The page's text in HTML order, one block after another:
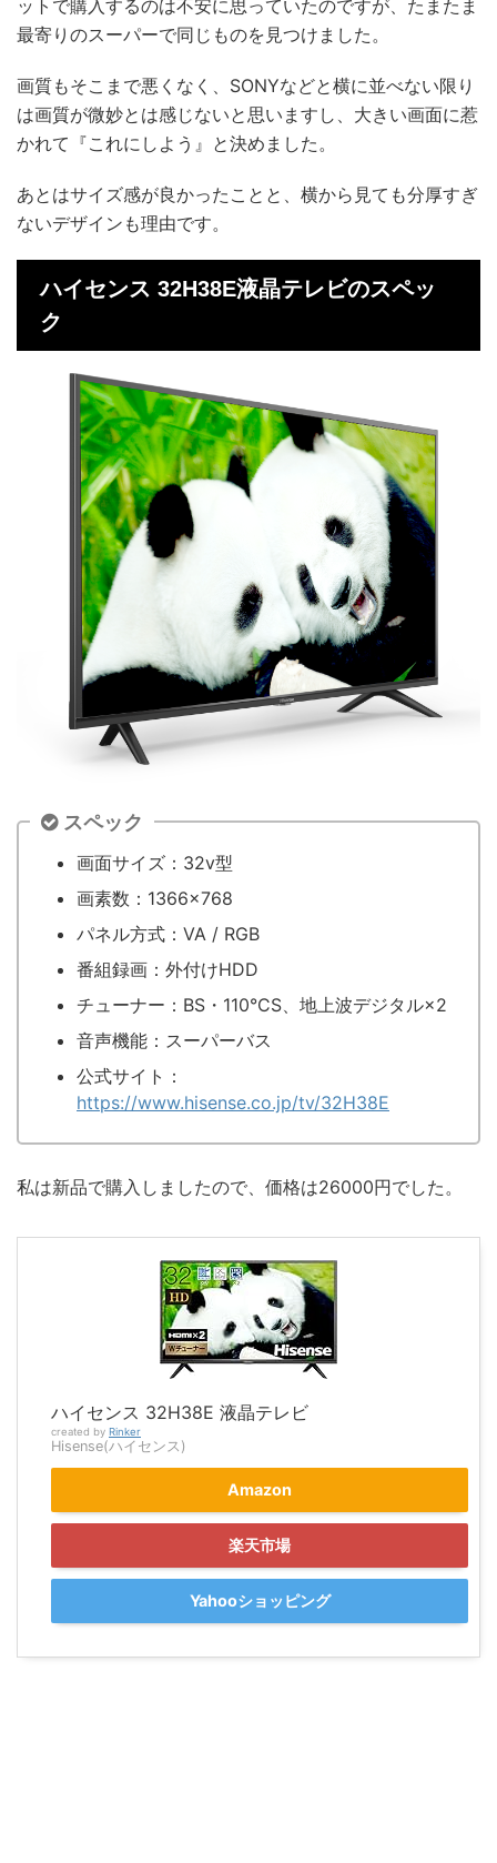
ットで購入するのは不安に思っていたのですが、たまたま
最寄りのスーパーで同じものを見つけました。
画質もそこまで悪くなく、SONYなどと横に並べない限り
は画質が微妙とは感じないと思いますし、大きい画面に惹
かれて『これにしよう』と決めました。
あとはサイズ感が良かったことと、横から見ても分厚すぎ
ないデザインも理由です。
ハイセンス 32H38E液晶テレビのスペッ
ク
スペック
画面サイズ：32v型
画素数：1366×768
パネル方式：VA / RGB
番組録画：外付けHDD
チューナー：BS・110°CS、地上波デジタル×2
音声機能：スーパーバス
公式サイト：
https://www.hisense.co.jp/tv/32H38E
私は新品で購入しましたので、価格は26000円でした。
ハイセンス 32H38E 液晶テレビ
created by Rinker
Hisense(ハイセンス)
Amazon
楽天市場
Yahooショッピング